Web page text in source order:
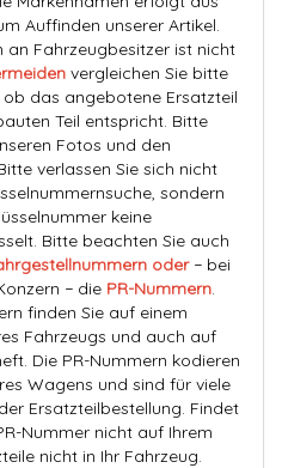
Auffinden unserer Artikel.
an Fahrzeugbesitzer ist nicht
vergleichen Sie bitte
das angebotene Ersatzteil
Teil entspricht. Bitte
Fotos und den
verlassen Sie sich nicht
sondern
keine
Bitte beachten Sie auch
oder− bei
− die PR-Nummern
finden Sie auf einem
Fahrzeugs und auch auf
Die PR-Nummern kodieren
Wagens und sind für viele
Ersatzteilbestellung. Findet
Nummer nicht auf Ihrem
nicht in Ihr Fahrzeug.